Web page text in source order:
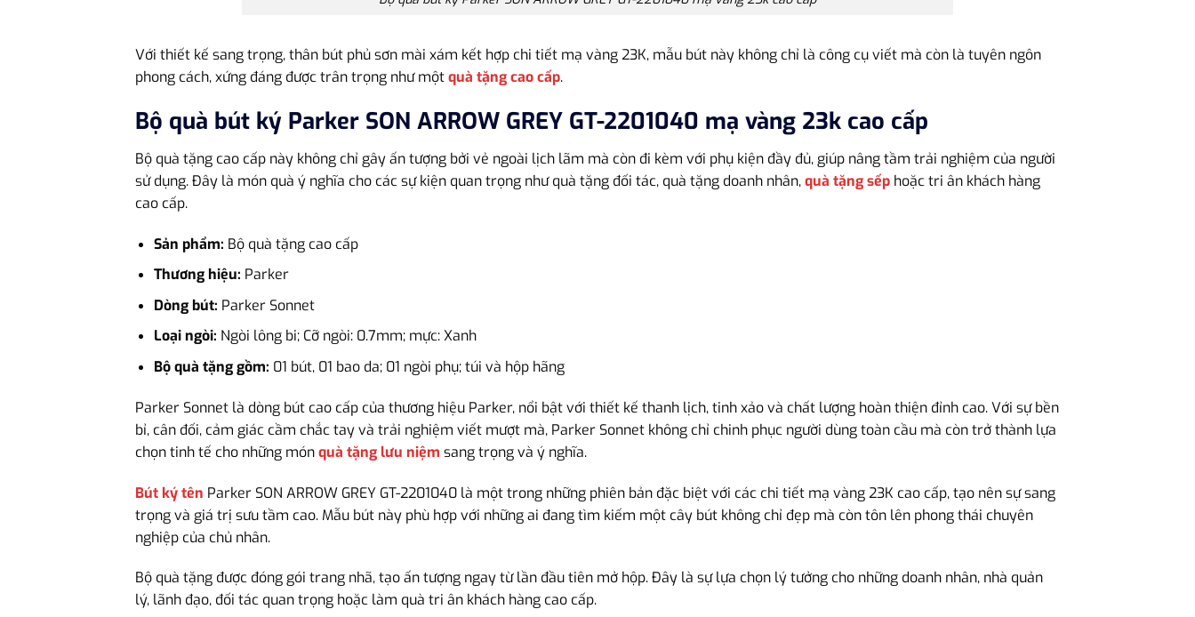
Với thiết kế sang trọng, thân bút phủ sơn mài xám kết hợp chi tiết mạ vàng 23K, mẫu bút này không chỉ là công cụ viết mà còn là tuyên ngôn
phong cách, xứng đáng được trân trọng như mộtquà tặng cao cấp.
Bộ quà bút ký Parker SON ARROW GREY GT-2201040 mạ vàng 23k cao cấp
Bộ quà tặng cao cấp này không chỉ gây ấn tượng bởi vẻ ngoài lịch lãm mà còn đi kèm với phụ kiện đầy đủ, giúp nâng tầm trải nghiệm của người
sử dụng. Đây là món quà ý nghĩa cho các sự kiện quan trọng như quà tặng đối tác, quà tặng doanh nhân,quà tặng sếp hoặc tri ân khách hàng
cao cấp.
Sản phẩm: Bộ quà tặng cao cấp
Thương hiệu: Parker
Dòng bút: Parker Sonnet
Loại ngòi: Ngòi lông bi; Cỡ ngòi: 0.7mm; mực: Xanh
Bộ quà tặng gồm: 01 bút, 01 bao da; 01 ngòi phụ; túi và hộp hãng
Parker Sonnet là dòng bút cao cấp của thương hiệu Parker, nổi bật với thiết kế thanh lịch, tinh xảo và chất lượng hoàn thiện đỉnh cao. Với sự bền
bỉ, cân đối, cảm giác cầm chắc tay và trải nghiệm viết mượt mà, Parker Sonnet không chỉ chinh phục người dùng toàn cầu mà còn trở thành lựa
chọn tinh tế cho những mónquà tặng lưu niệm sang trọng và ý nghĩa.
Bút ký tên Parker SON ARROW GREY GT-2201040 là một trong những phiên bản đặc biệt với các chi tiết mạ vàng 23K cao cấp, tạo nên sự sang
trọng và giá trị sưu tầm cao. Mẫu bút này phù hợp với những ai đang tìm kiếm một cây bút không chỉ đẹp mà còn tôn lên phong thái chuyên
nghiệp của chủ nhân.
Bộ quà tặng được đóng gói trang nhã, tạo ấn tượng ngay từ lần đầu tiên mở hộp. Đây là sự lựa chọn lý tưởng cho những doanh nhân, nhà quản
lý, lãnh đạo, đối tác quan trọng hoặc làm quà tri ân khách hàng cao cấp.